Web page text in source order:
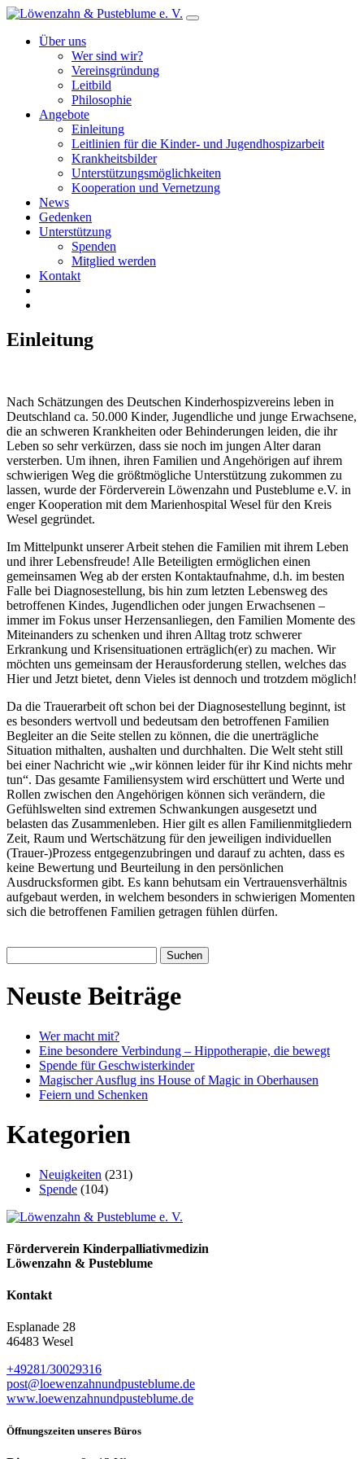
Über uns
Wer sind wir?
Vereinsgründung
Leitbild
Philosophie
Angebote
Einleitung
Leitlinien für die Kinder- und Jugendhospizarbeit
Krankheitsbilder
Unterstützungsmöglichkeiten
Kooperation und Vernetzung
News
Gedenken
Unterstützung
Spenden
Mitglied werden
Kontakt
Einleitung
Nach Schätzungen des Deutschen Kinderhospizvereins leben in
Deutschland ca. 50.000 Kinder, Jugendliche und junge Erwachsene,
die an schweren Krankheiten oder Behinderungen leiden, die ihr
Leben so sehr verkürzen, dass sie noch im jungen Alter daran
versterben. Um ihnen, ihren Familien und Angehörigen auf ihrem
schwierigen Weg die größtmögliche Unterstützung zukommen zu
lassen, wurde der Förderverein Löwenzahn und Pusteblume e.V. in
enger Kooperation mit dem Marienhospital Wesel für den Kreis
Wesel gegründet.
Im Mittelpunkt unserer Arbeit stehen die Familien mit ihrem Leben
und ihrer Lebensfreude! Alle Beteiligten ermöglichen einen
gemeinsamen Weg ab der ersten Kontaktaufnahme, d.h. im besten
Falle bei Diagnosestellung, bis hin zum letzten Lebensweg des
betroffenen Kindes, Jugendlichen oder jungen Erwachsenen –
immer im Fokus unser Herzensanliegen, den Familien Momente des
Miteinanders zu schenken und ihren Alltag trotz schwerer
Erkrankung und Krisensituationen erträglich(er) zu machen. Wir
möchten uns gemeinsam der Herausforderung stellen, welches das
Hier und Jetzt bietet, denn Vieles ist dennoch und trotzdem möglich!
Da die Trauerarbeit oft schon bei der Diagnosestellung beginnt, ist
es besonders wertvoll und bedeutsam den betroffenen Familien
Begleiter an die Seite stellen zu können, die die unerträgliche
Situation mithalten, aushalten und durchhalten. Die Welt steht still
bei einer Nachricht wie „wir können leider für ihr Kind nichts mehr
tun“. Das gesamte Familiensystem wird erschüttert und Werte und
Rollen zwischen den Angehörigen können sich verändern, die
Gefühlswelten sind extremen Schwankungen ausgesetzt und
belasten das Zusammenleben. Hier gilt es allen Familienmitgliedern
Zeit, Raum und Wertschätzung für den jeweiligen individuellen
(Trauer-)Prozess entgegenzubringen und darauf zu achten, dass es
keine Bewertung und Beurteilung in den persönlichen
Ausdrucksformen gibt. Es kann behutsam ein Vertrauensverhältnis
aufgebaut werden, in welchem besonders in schwierigen Momenten
sich die betroffenen Familien getragen fühlen dürfen.
nach:
Neuste Beiträge
Wer macht mit?
Eine besondere Verbindung – Hippotherapie, die bewegt
Spende für Geschwisterkinder
Magischer Ausflug ins House of Magic in Oberhausen
Feiern und Schenken
Kategorien
Neuigkeiten (231)
Spende (104)
Förderverein Kinder­palliativ­medizin
Löwenzahn & Pusteblume
Kontakt
Esplanade 28
46483 Wesel
+49281/30029316
post@loewenzahn­und­pusteblume.de
www.loewenzahnund­pusteblume.de
Öffnungszeiten unseres Büros